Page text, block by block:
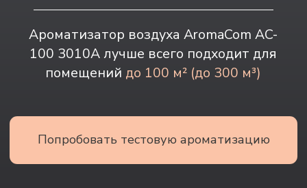
Стоимость/ 120 мл 8 990 руб